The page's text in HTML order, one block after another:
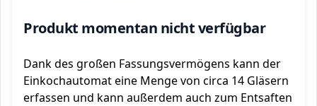
Produkt momentan nicht verfügbar
Dank des großen Fassungsvermögens kann der
Einkochautomat eine Menge von circa 14 Gläsern
erfassen und kann außerdem auch zum Entsaften